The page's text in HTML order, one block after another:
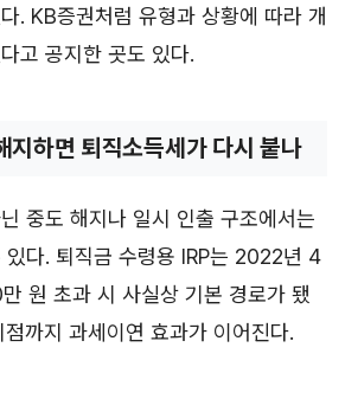
. KB증권처럼 유형과 상황에 따라 개
고 공지한 곳도 있다.
지하면 퇴직소득세가 다시 붙나
중도 해지나 일시 인출 구조에서는
있다. 퇴직금 수령용 IRP는 2022년 4
원 초과 시 사실상 기본 경로가 됐
까지 과세이연 효과가 이어진다.